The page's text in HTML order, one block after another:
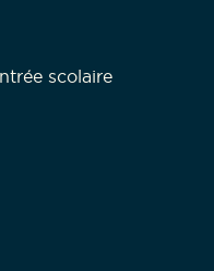
scolaire